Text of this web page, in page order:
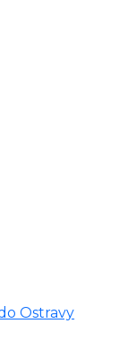
Ostravy